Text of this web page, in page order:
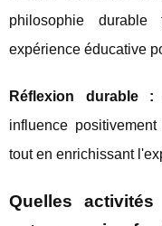
philosophie
expérience éducative
Réflexion durable :
influence
tout en enrichissant
Quelles